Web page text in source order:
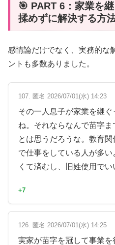
🎯 PART 6：家業を
揉めずに解決する方
感情論だけでなく、実務的な
ントも多数ありました。
107. 匿名 2026/07/01(水) 14:23
その一人息子が家業を継
ね。それならなんで苗字
とは思うだろうな。教育
で仕事をしている人が多
くて済むし、旧姓使用でい
+7
126. 匿名 2026/07/01(水) 14:25
実家が苗字を冠して事業